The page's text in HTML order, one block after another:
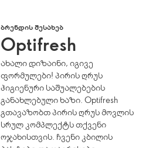
ᲑᲠᲔᲜᲓᲘᲡ ᲨᲔᲡᲐᲮᲔᲑ
Optifresh
ახალი დიზაინი, იგივე
ფორმულები! პირის ღრუს
ჰიგიენური საშუალებების
განახლებული ხაზი. Optifresh
გთავაზობთ პირის ღრუს მოვლის
სრულ კომპლექტს თქვენი
ოჯახისთვის. ჩვენი კბილის